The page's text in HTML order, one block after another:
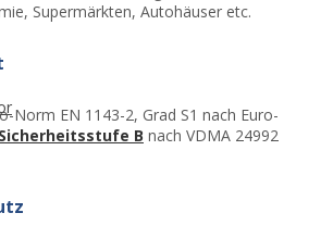
Supermärkten, Autohäuser etc.
Norm EN 1143-2, Grad S1 nach Euro-
Sicherheitsstufe B nach VDMA 24992